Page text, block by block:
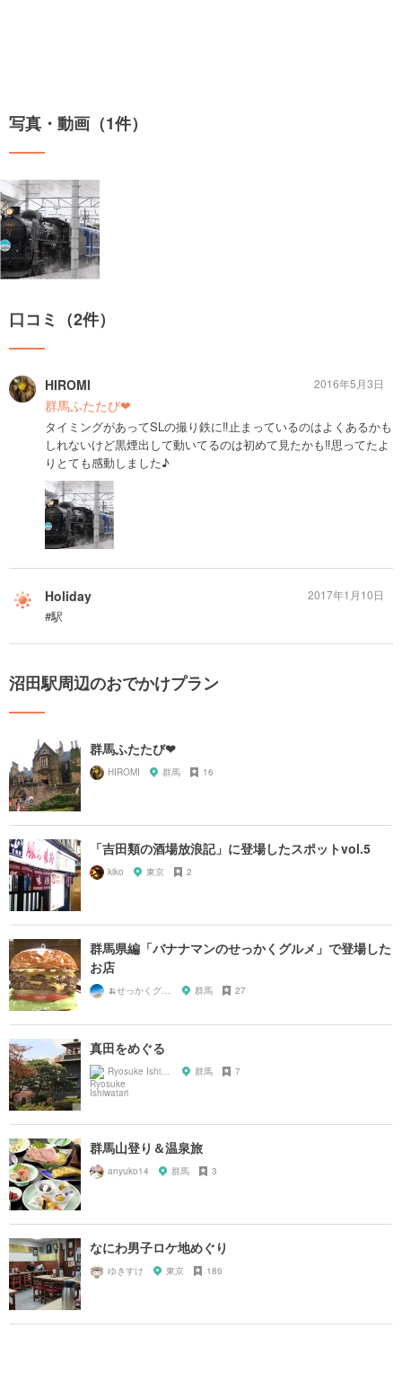
写真・動画（1件）
口コミ（2件）
HIROMI
群馬ふたたび❤︎
タイミングがあってSLの撮り鉄に‼︎止まっているのはよくあるかも
しれないけど黒煙出して動いてるのは初めて見たかも‼︎思ってたよ
りとても感動しました♪
2016年5月3日
Holiday
#駅
2017年1月10日
沼田駅周辺のおでかけプラン
群馬ふたたび❤︎
HIROMI 群馬 16
「吉田類の酒場放浪記」に登場したスポットvol.5
kiko 東京 2
群馬県編「バナナマンのせっかくグルメ」で登場した
お店
🍌せっかくグルメまにあ🍌 群馬 27
真田をめぐる
Ryosuke Ishiwatari 群馬 7
群馬山登り＆温泉旅
anyuko14 群馬 3
なにわ男子ロケ地めぐり
ゆきすけ 東京 186